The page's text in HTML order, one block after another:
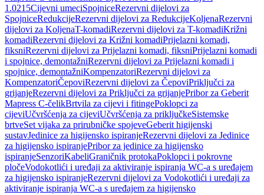
1.0215Cijevni umeciSpojniceRezervni dijelovi za
SpojniceRedukcijeRezervni dijelovi za RedukcijeKoljenaRezervni
dijelovi za KoljenaT-komadiRezervni dijelovi za T-komadiKrižni
komadiRezervni dijelovi za Križni komadiPrijelazni komadi,
fiksniRezervni dijelovi za Prijelazni komadi, fiksniPrijelazni komadi
i spojnice, demontažniRezervni dijelovi za Prijelazni komadi i
spojnice, demontažniKompenzatoriRezervni dijelovi za
KompenzatoriČepoviRezervni dijelovi za ČepoviPriključci za
grijanjeRezervni dijelovi za Priključci za grijanjePribor za Geberit
Mapress C-čelikBrtvila za cijevi i fitingePoklopci za
cijeviUčvršćenja za cijeviUčvršćenja za priključkeSistemske
brtveSet vijaka za prirubničke spojeveGeberit higijenski
sustavJedinice za higijensko ispiranjeRezervni dijelovi za Jedinice
za higijensko ispiranjePribor za jedinice za higijensko
ispiranjeSenzoriKabeliGraničnik protokaPoklopci i pokrovne
pločeVodokotlići i uređaji za aktiviranje ispiranja WC-a s uređajem
za higijensko ispiranjeRezervni dijelovi za Vodokotlići i uređaji za
aktiviranje ispiranja WC-a s uređajem za higijensko